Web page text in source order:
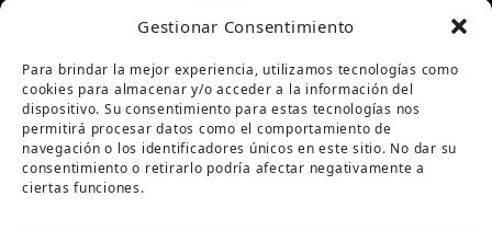
Gestionar Consentimiento
Para brindar la mejor experiencia, utilizamos tecnologías como
cookies para almacenar y/o acceder a la información del
dispositivo. Su consentimiento para estas tecnologías nos
permitirá procesar datos como el comportamiento de
navegación o los identificadores únicos en este sitio. No dar su
consentimiento o retirarlo podría afectar negativamente a
ciertas funciones.
Página cofinanciada por la Diputación de Córdoba